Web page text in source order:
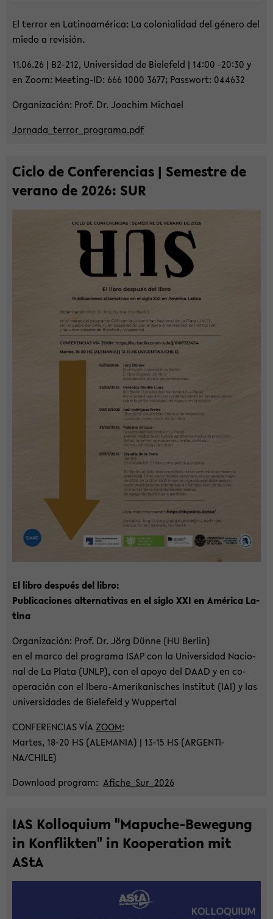
El ter­ror en La­ti­no­américa: La co­lo­nia­li­dad del género del
miedo a re­vi­sión.
11.06.26 | B2-​212, Uni­ver­sidad de Bie­le­feld | 14:00 -20:30 y
en Zoom: Meeting-​ID: 666 1000 3677; Pass­wort: 044632
Or­ga­ni­za­ción: Prof. Dr. Joa­chim Mi­cha­el
Jor­na­da_­ter­ror_­pro­gra­ma.pdf
Ciclo de Con­fe­ren­ci­as | Se­mest­re de
vera­no de 2026: SUR
El libro después del libro:
Pu­bli­ca­cio­nes al­ter­na­tivas en el siglo XXI en América La­
ti­na
Or­ga­ni­za­ción: Prof. Dr. Jörg Dünne (HU Ber­lin)
en el marco del pro­gra­ma ISAP con la Uni­ver­sidad Na­cio­
nal de La Plata (UNLP), con el apoyo del DAAD y en co­
ope­r­a­ción con el Ibero-​Amerikanisches In­sti­tut (IAI) y las
uni­ver­sida­des de Bie­le­feld y Wup­per­tal
CON­FE­REN­CI­AS VÍA ZOOM:
Mar­tes, 18-20 HS (ALE­MA­NIA) | 13-15 HS (AR­GEN­TI­
NA/CHILE)
Down­load pro­gram: Afiche_Sur_2026
IAS Kol­lo­qui­um "Mapuche-​Bewegung
in Kon­flik­ten" in Ko­ope­ra­ti­on mit
AStA